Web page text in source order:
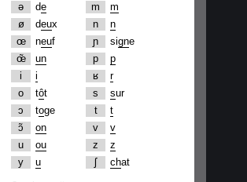
ə
de
ø
deux
œ
neuf
œ̃
un
i
i
o
tôt
ɔ
toge
ɔ̃
on
u
ou
y
u
m
m
n
n
ɲ
signe
p
p
ʁ
r
s
sur
t
t
v
v
z
z
ʃ
chat